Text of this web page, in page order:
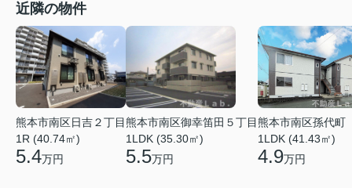
近隣の物件
熊本市南区日吉２丁目
1R (40.74㎡)
5.4万円
熊本市南区御幸笛田５丁目
1LDK (35.30㎡)
5.5万円
熊本市南区孫代町
1LDK (41.43㎡)
4.9万円